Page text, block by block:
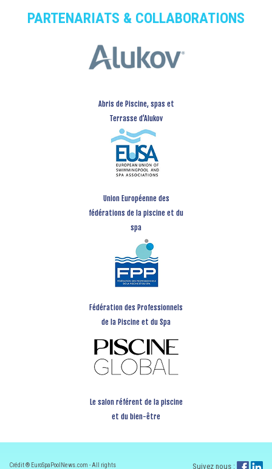
PARTENARIATS & COLLABORATIONS
Abris de Piscine, spas et
Terrasse d’Alukov
Union Européenne des
fédérations de la piscine et du
spa
Fédération des Professionnels
de la Piscine et du Spa
Le salon référent de la piscine
et du bien-être
Crédit ® EuroSpaPoolNews.com - All rights Suivez nous :